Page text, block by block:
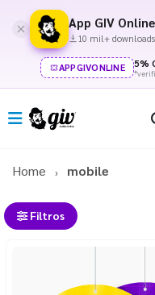
App GIV Online
10 mil+ downloads
APPGIVONLINE 5%
Home mobile
Filtros